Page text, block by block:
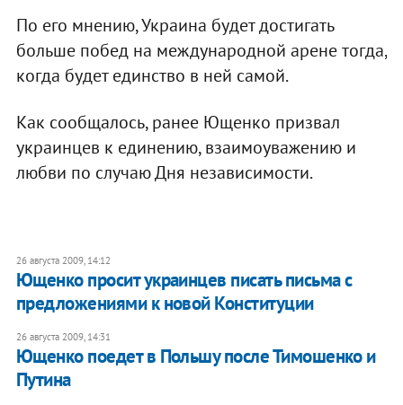
По его мнению, Украина будет достигать
больше побед на международной арене тогда,
когда будет единство в ней самой.
Как сообщалось, ранее Ющенко призвал
украинцев к единению, взаимоуважению и
любви по случаю Дня независимости.
26 августа 2009, 14:12
Ющенко просит украинцев писать письма с
предложениями к новой Конституции
26 августа 2009, 14:31
Ющенко поедет в Польшу после Тимошенко и
Путина